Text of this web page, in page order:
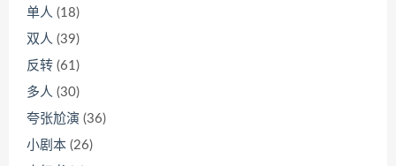
单人 (18)
双人 (39)
反转 (61)
多人 (30)
夸张尬演 (36)
小剧本 (26)